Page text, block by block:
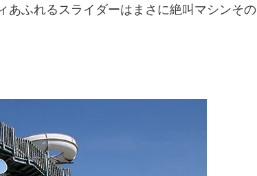
あふれるスライダーはまさに絶叫マシンその